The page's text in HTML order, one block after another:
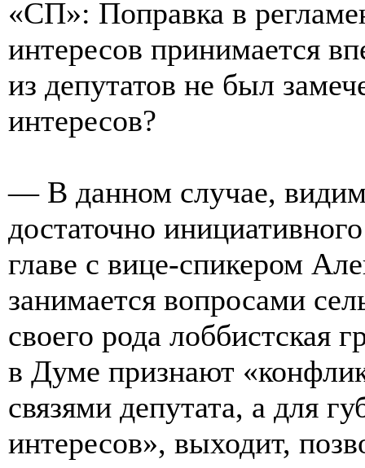
«СП»: Поправка в
интересов принимается
из депутатов не был
интересов?
— В данном случае,
достаточно
главе с вице-спикером
занимается вопросами
своего рода лоббистская
в Думе признают
связями депутата, а для
интересов», выходит,